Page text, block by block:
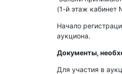
(1-й этаж кабинет
Начало
аукциона.
Документы,
Для участия в